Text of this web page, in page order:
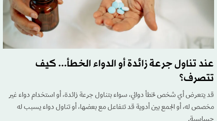
عند تناول جرعة زائدة أو الدواء الخطأ... كيف
تتصرف؟
قد يتعرض أي شخص لخطأ دوائي، سواء بتناول جرعة زائدة، أو استخدام دواء غير
مخصص له، أو الجمع بين أدوية قد تتفاعل مع بعضها، أو تناول دواء يسبب له